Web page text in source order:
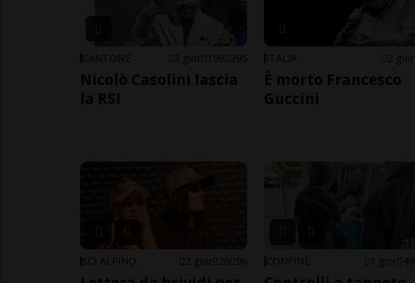
CANTONE 3 gior 169 395
Nicolò Casolini lascia
la RSI
ITALIA 2 gior
È morto Francesco
Guccini
SCI ALPINO 2 gior 26 96 CONFINE 1 gior 46